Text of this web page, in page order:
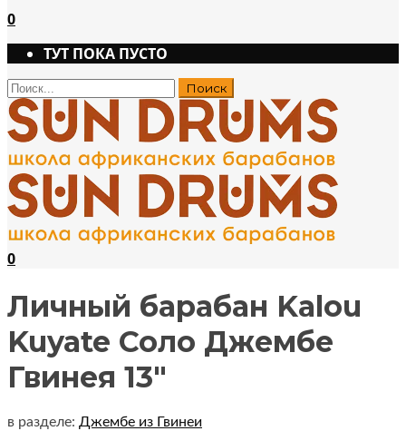
0
ТУТ ПОКА ПУСТО
0
Личный барабан Kalou
Kuyate Соло Джембе
Гвинея 13″
в разделе: Джембе из Гвинеи